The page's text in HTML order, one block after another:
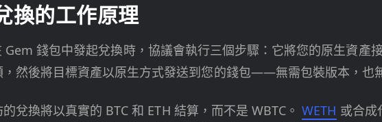
換的工作原理
Gem 錢包中發起兌換時，協議會執行三個步驟：它將您的原生資產
然後將目標資產以原生方式發送到您的錢包——無需包裝版本，也
兌換將以真實的 BTC 和 ETH 結算，而不是 WBTC。WETH 或合成